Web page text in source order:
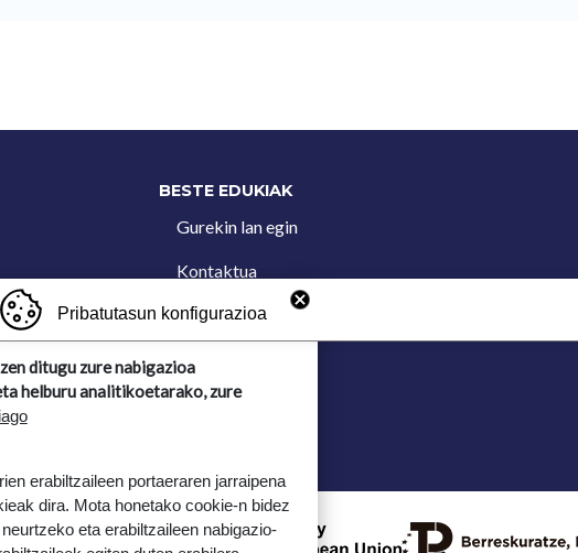
BESTE EDUKIAK
Gurekin lan egin
Kontaktua
Iradokizun postontzia
Pribatutasun konfigurazioa
ditugu zure nabigazioa
helburu analitikoetarako, zure
erabiltzaileen portaeraren jarraipena
dira. Mota honetako cookie-n bidez
eta erabiltzaileen nabigazio-